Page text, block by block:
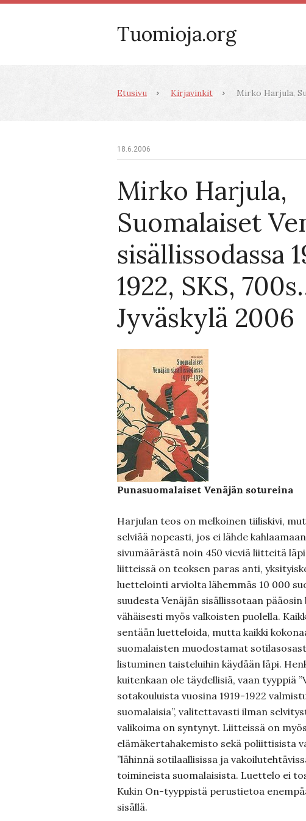
Tuomioja.org
Etusivu Kirjavinkit Mirko Harjula,
18.6.2006
Mirko Harjula,
Suomalaiset
sisällissodassa
1922, SKS,
Jyväskylä 2006
Punasuomalaiset Venäjän sotureina
Harjulan teos on melkoinen tiiliskivi,
selviää nopeasti, jos ei lähde
sivumäärästä noin 450 vieviä liitteitä
liitteissä on teoksen paras anti,
luettelointi arviolta lähemmäs 10 000
suudesta Venäjän sisällissotaan pääosin
vähäisesti myös valkois­ten puolella.
sentään luetteloida, mutta kaikki
suoma­laisten muodostamat
listuminen taisteluihin käydään läpi.
kuiten­kaan ole täydellisiä, vaan tyyppiä
sotakouluista vuosina 1919-1922
suomalaisia”, valitettavasti ilman
valikoima on syntynyt. Liitteissä on
elämäkertahake­misto sekä poliittisista
”lähin­nä sotilaalli­sissa ja
toimineista suomalaisista. Luettelo ei
Kukin On-tyyppistä perustie­toa
sisällä.